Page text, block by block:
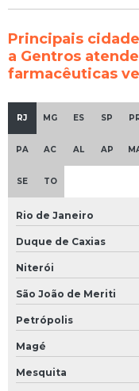
Principais
a Gentros
farmacêuticas
RJ MG ES SP
PA AC AL AP
SE TO
Rio de Janeiro
Duque de Caxias
Niterói
São João de Meriti
Petrópolis
Magé
Mesquita